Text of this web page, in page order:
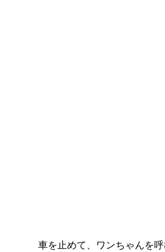
車を止めて、ワンちゃんを